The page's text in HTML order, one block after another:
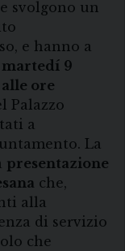
svolgono un
e hanno a
martedí 9
alle ore
Palazzo
a
La
presentazione
che,
alla
di servizio
che